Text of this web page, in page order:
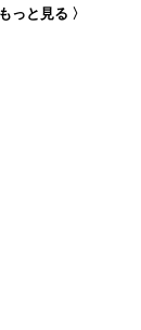
っと見る 〉